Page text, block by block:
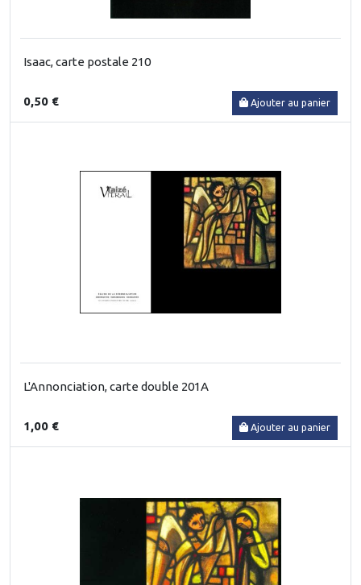
Isaac, carte postale 210
0,50 € Ajouter au panier
L'Annonciation, carte double 201A
1,00 € Ajouter au panier